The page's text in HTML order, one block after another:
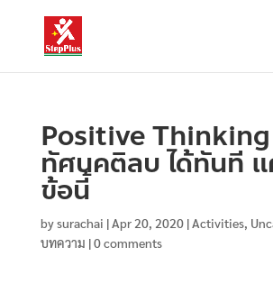
Positive
ทัศนคติลบ ได้ทันที
ข้อนี้
bysurachai |Apr 20, 2020|Activities,
บทความ |0 comments